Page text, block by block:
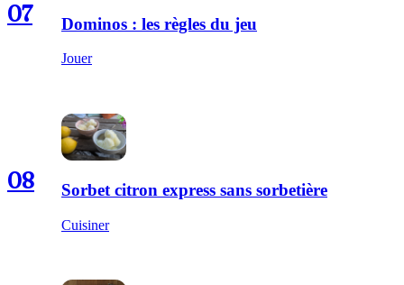
07 Dominos : les règles du jeu
Jouer
08 Sorbet citron express sans sorbetière
Cuisiner